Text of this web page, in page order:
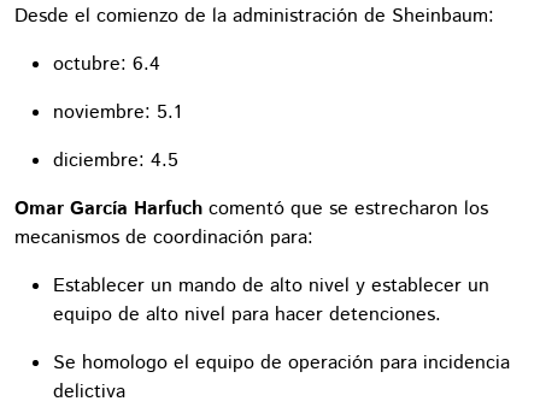
Desde el comienzo de la administración de Sheinbaum:
octubre: 6.4
noviembre: 5.1
diciembre: 4.5
Omar García Harfuch comentó que se estrecharon los
mecanismos de coordinación para:
Establecer un mando de alto nivel y establecer un
equipo de alto nivel para hacer detenciones.
Se homologo el equipo de operación para incidencia
delictiva